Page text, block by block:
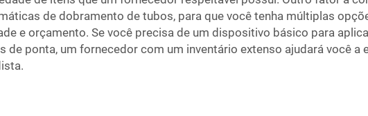
de dobramento de tubos, para que você tenha múltiplas
e orçamento. Se você precisa de um dispositivo básico para
ponta, um fornecedor com um inventário extenso ajudará você a